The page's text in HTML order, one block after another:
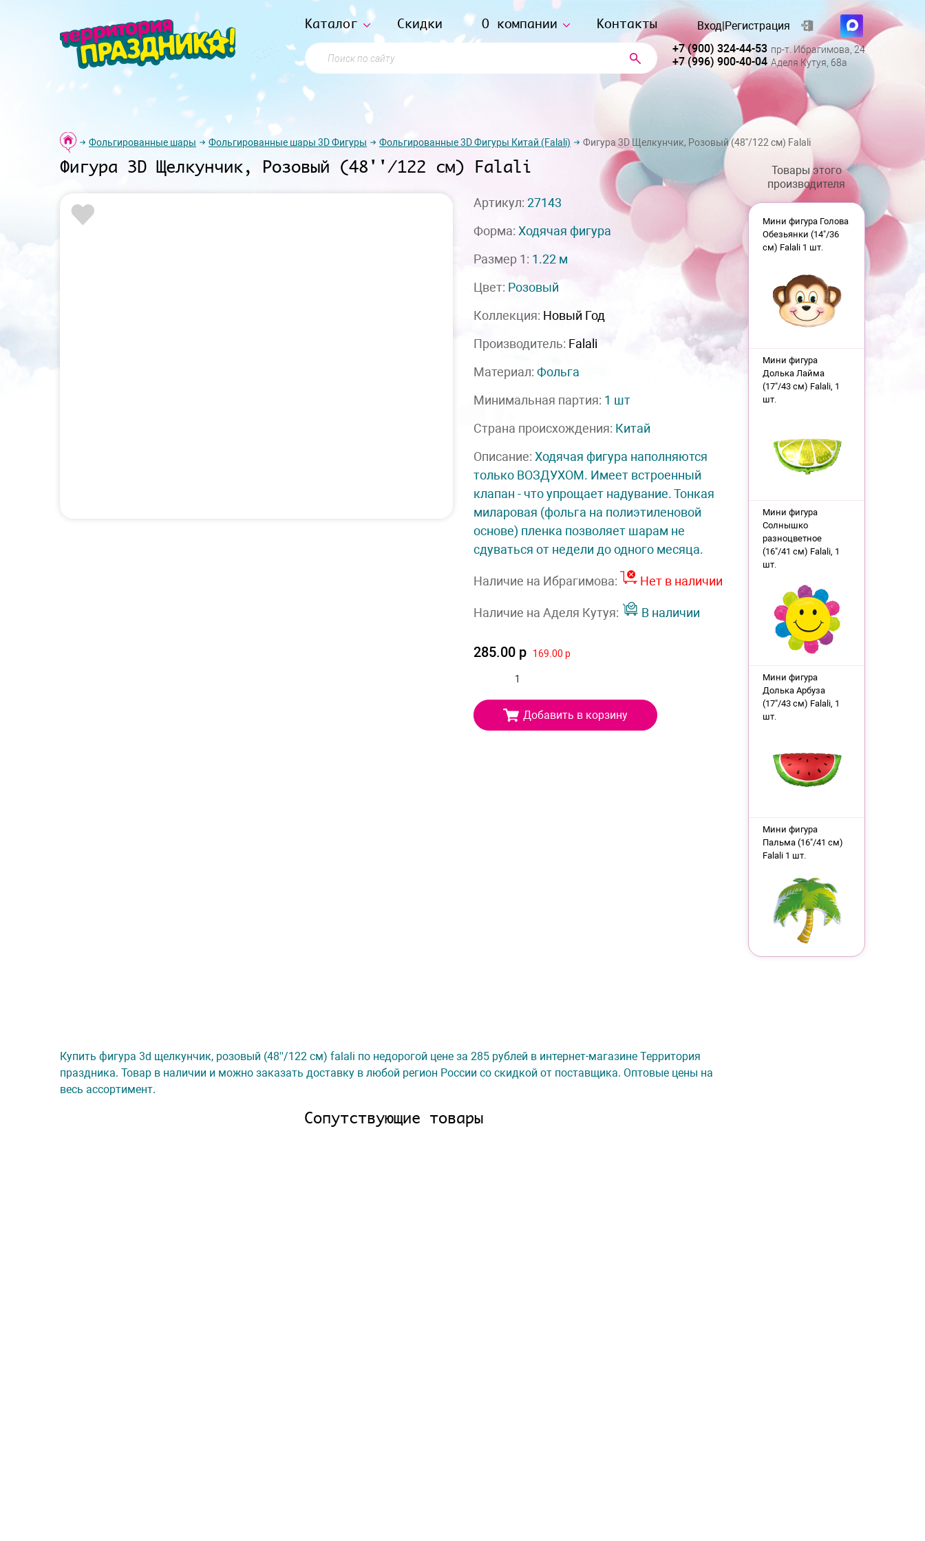
Каталог Скидки О компании Контакты
Поиск по сайту
Вход|Регистрация
+7 (900) 324-44-53 пр-т. Ибрагимова, 24
+7 (996) 900-40-04 Аделя Кутуя, 68а
Фольгированные шары Фольгированные шары 3D Фигуры Фольгированные 3D Фигуры Китай (Falali) Фигура 3D Щелкунчик, Розовый (48''/122 см) Falali
Фигура 3D Щелкунчик, Розовый (48''/122 см) Falali
Артикул: 27143
Форма: Ходячая фигура
Размер 1: 1.22 м
Цвет: Розовый
Коллекция: Новый Год
Производитель: Falali
Материал: Фольга
Минимальная партия: 1 шт
Страна происхождения: Китай
Описание: Ходячая фигура наполняются
только ВОЗДУХОМ. Имеет встроенный
клапан - что упрощает надувание. Тонкая
миларовая (фольга на полиэтиленовой
основе) пленка позволяет шарам не
сдуваться от недели до одного месяца.
Наличие на Ибрагимова: Нет в наличии
Наличие на Аделя Кутуя: В наличии
285.00 р 169.00 р
Добавить в корзину
Купить фигура 3d щелкунчик, розовый (48''/122 см) falali по недорогой цене за 285 рублей в интернет-магазине Территория
праздника. Товар в наличии и можно заказать доставку в любой регион России со скидкой от поставщика. Оптовые цены на
весь ассортимент.
Сопутствующие товары
Товары этого
производителя
Мини фигура Голова
Обезьянки (14"/36
см) Falali 1 шт.
Мини фигура
Долька Лайма
(17"/43 см) Falali, 1
шт.
Мини фигура
Солнышко
разноцветное
(16"/41 см) Falali, 1
шт.
Мини фигура
Долька Арбуза
(17"/43 см) Falali, 1
шт.
Мини фигура
Пальма (16"/41 см)
Falali 1 шт.